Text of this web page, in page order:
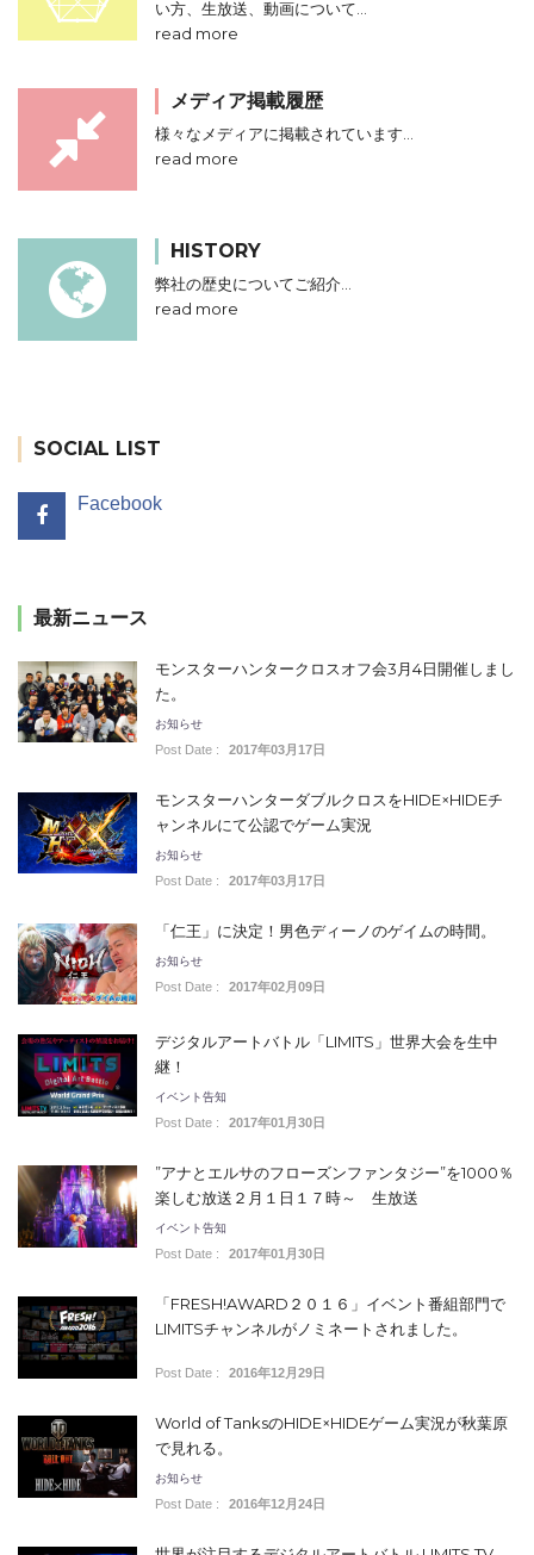
い方、生放送、動画について…
read more
メディア掲載履歴
様々なメディアに掲載されています…
read more
HISTORY
弊社の歴史についてご紹介…
read more
SOCIAL LIST
Facebook
最新ニュース
モンスターハンタークロスオフ会3月4日開催しまし
た。
お知らせ
Post Date : 2017年03月17日
モンスターハンターダブルクロスをHIDE×HIDEチ
ャンネルにて公認でゲーム実況
お知らせ
Post Date : 2017年03月17日
「仁王」に決定！男色ディーノのゲイムの時間。
お知らせ
Post Date : 2017年02月09日
デジタルアートバトル「LIMITS」世界大会を生中
継！
イベント告知
Post Date : 2017年01月30日
”アナとエルサのフローズンファンタジー”を1000％
楽しむ放送２月１日１７時～ 生放送
イベント告知
Post Date : 2017年01月30日
「FRESH!AWARD２０１６」イベント番組部門で
LIMITSチャンネルがノミネートされました。
Post Date : 2016年12月29日
World of TanksのHIDE×HIDEゲーム実況が秋葉原
で見れる。
お知らせ
Post Date : 2016年12月24日